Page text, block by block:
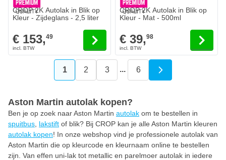
CROP 2K Autolak in Blik op
Kleur - Zijdeglans - 2,5 liter
€ 153,49
CROP 2K Autolak in Blik op
Kleur - Mat - 500ml
€ 39,98
U lees momenteel pagina
1 Pagina
2 Pagina
3 ... Pagina
6
Aston Martin autolak kopen?
Ben je op zoek naar Aston Martin autolak om te bestellen in
spuitbus lakstift of blik? Bij CROP kan je alle Aston Martin kleuren
autolak kopen! In onze webshop vind je professionele autolak van
Aston Martin die op kleurcode en kleurnaam online te bestellen
zijn. Van effen uni-lak tot metallic en parelmoer autolak in iedere